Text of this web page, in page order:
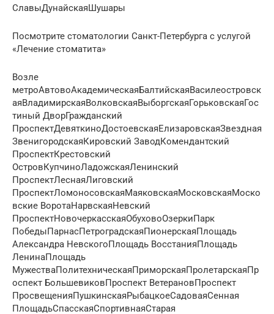
СлавыДунайскаяШушары
Посмотрите стоматологии Санкт-Петербурга с услугой
«Лечение стоматита»
Возле
метроАвтовоАкадемическаяБалтийскаяВасилеостровск
аяВладимирскаяВолковскаяВыборгскаяГорьковскаяГос
тиный ДворГражданский
ПроспектДевяткиноДостоевскаяЕлизаровскаяЗвездная
ЗвенигородскаяКировский ЗаводКомендантский
ПроспектКрестовский
ОстровКупчиноЛадожскаяЛенинский
ПроспектЛеснаяЛиговский
ПроспектЛомоносовскаяМаяковскаяМосковскаяМоско
вские ВоротаНарвскаяНевский
ПроспектНовочеркасскаяОбуховоОзеркиПарк
ПобедыПарнасПетроградскаяПионерскаяПлощадь
Александра НевскогоПлощадь ВосстанияПлощадь
ЛенинаПлощадь
МужестваПолитехническаяПриморскаяПролетарскаяПр
оспект БольшевиковПроспект ВетерановПроспект
ПросвещенияПушкинскаяРыбацкоеСадоваяСенная
ПлощадьСпасскаяСпортивнаяСтарая